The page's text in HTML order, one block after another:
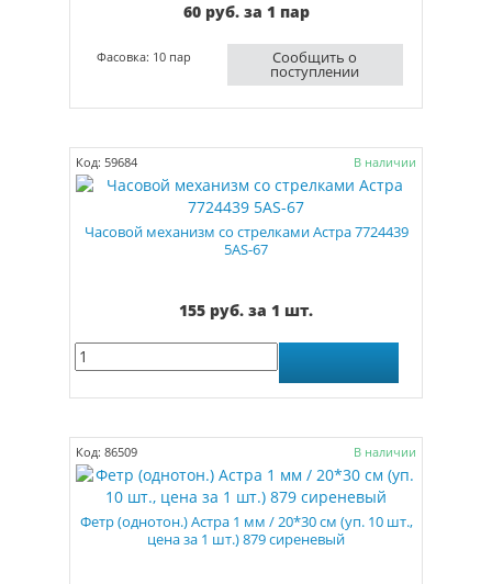
60 руб. за 1 пар
Сообщить о
поступлении
Фасовка: 10 пар
Код: 59684 В наличии
Часовой механизм со стрелками Астра 7724439
5AS-67
155 руб. за 1 шт.
Код: 86509 В наличии
Фетр (однотон.) Астра 1 мм / 20*30 см (уп. 10 шт.,
цена за 1 шт.) 879 сиреневый